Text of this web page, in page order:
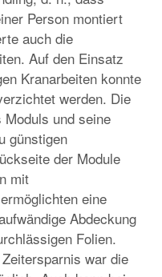
Person montiert
auch die
Auf den Einsatz
Kranarbeiten konnte
werden. Die
und seine
günstigen
der Module
mit
eine
Abdeckung
Folien.
war die